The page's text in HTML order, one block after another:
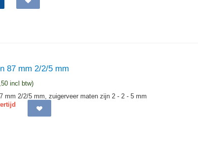
87 mm 2/2/5 mm
incl btw)
mm 2/2/5 mm, zuigerveer maten zijn 2 - 2 - 5 mm